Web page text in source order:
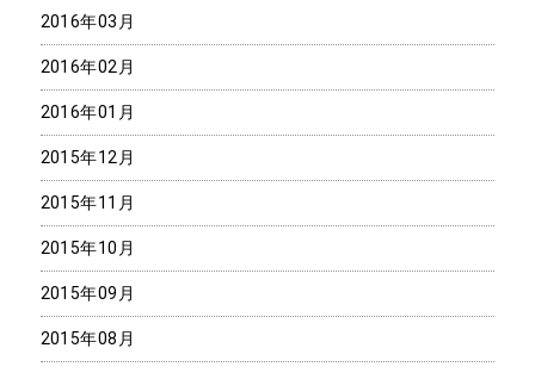
2016年03月
2016年02月
2016年01月
2015年12月
2015年11月
2015年10月
2015年09月
2015年08月